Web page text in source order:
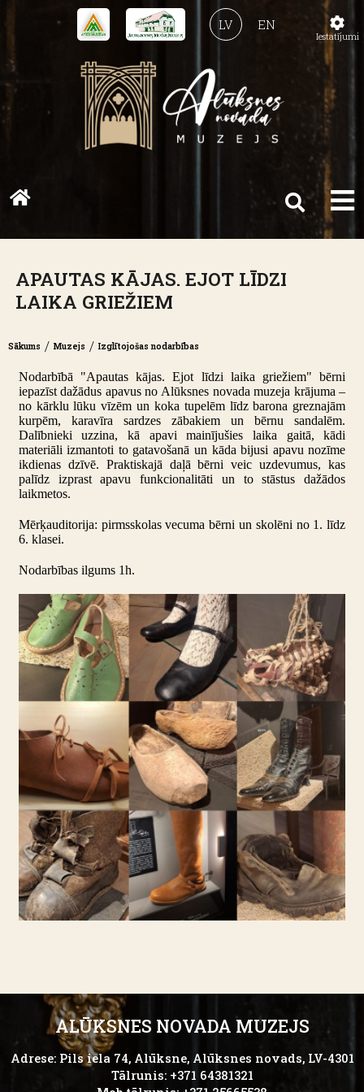
EN
LV
APAUTAS KĀJAS. EJOT LĪDZI
LAIKA GRIEŽIEM
Sākums / Muzejs / Izglītojošas nodarbības
Nodarbībā "Apautas kājas. Ejot līdzi laika griežiem" bērni
iepazīst dažādus apavus no Alūksnes novada muzeja krājuma –
no kārklu lūku vīzēm un koka tupelēm līdz barona greznajām
kurpēm, karavīra sardzes zābakiem un bērnu sandalēm.
Dalībnieki uzzina, kā apavi mainījušies laika gaitā, kādi
materiāli izmantoti to gatavošanā un kāda bijusi apavu nozīme
ikdienas dzīvē. Praktiskajā daļā bērni veic uzdevumus, kas
palīdz izprast apavu funkcionalitāti un to stāstus dažādos
laikmetos.
Mērķauditorija: pirmsskolas vecuma bērni un skolēni no 1. līdz
6. klasei.
Nodarbības ilgums 1h.
ALŪKSNES NOVADA MUZEJS
Adrese: Pils iela 74, Alūksne, Alūksnes novads, LV-4301
Tālrunis: +371 64381321
Iestatījumi